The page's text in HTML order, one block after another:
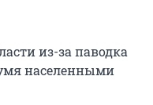
из-за паводка
населенными